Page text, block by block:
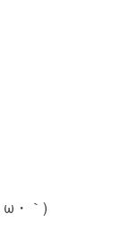
ω・｀)